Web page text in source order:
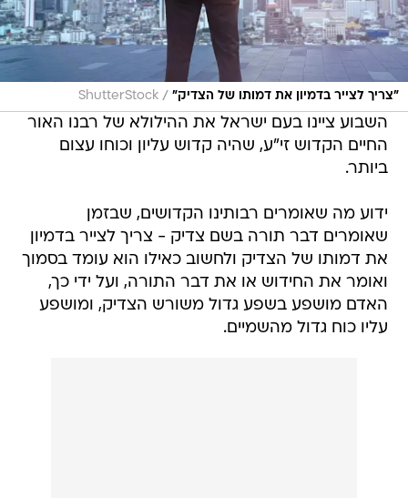
"צריך לצייר בדמיון את דמותו של הצדיק" /
ShutterStock
השבוע ציינו בעם ישראל את ההילולא של רבנו האור
החיים הקדוש זי"ע, שהיה קדוש עליון וכוחו עצום
ביותר.
ידוע מה שאומרים רבותינו הקדושים, שבזמן
שאומרים דבר תורה בשם צדיק - צריך לצייר בדמיון
את דמותו של הצדיק ולחשוב כאילו הוא עומד בסמוך
ואומר את החידוש או את דבר התורה, ועל ידי כך,
האדם מושפע בשפע גדול משורש הצדיק, ומושפע
עליו כוח גדול מהשמיים.